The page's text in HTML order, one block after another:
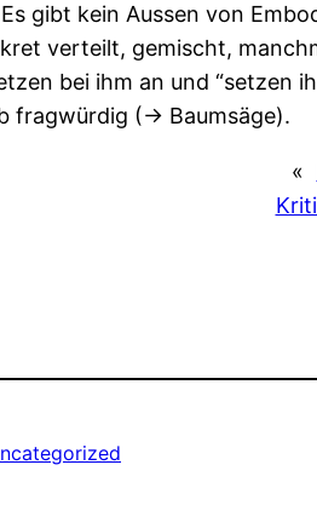
gibt kein Aussen von
verteilt, gemischt,
bei ihm an und “setzen
fragwürdig (-> Baumsäge).
«